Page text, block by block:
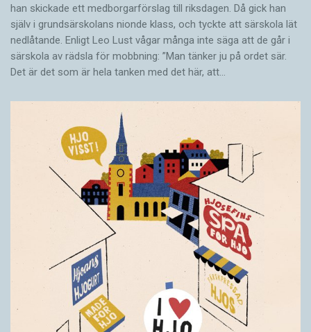
han skickade ett medborgarförslag till riksdagen. Då gick han
själv i grundsärskolans nionde klass, och tyckte att särskola lät
nedlåtande. Enligt Leo Lust vågar många inte säga att de går i
särskola av rädsla för mobbning: ”Man tänker ju på ordet sär.
Det är det som är hela tanken med det här, att…